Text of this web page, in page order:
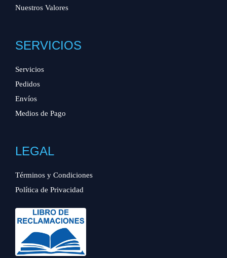
Nuestros Valores
SERVICIOS
Servicios
Pedidos
Envíos
Medios de Pago
LEGAL
Términos y Condiciones
Política de Privacidad